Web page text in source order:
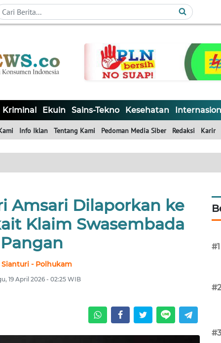
Kriminal Ekuin Sains-Tekno Kesehatan
Info Iklan Tentang Kami Pedoman Media Siber Redaksi Karir
Amsari Dilaporkan ke
Klaim Swasembada
Pangan
Sianturi - Polhukam
19 April 2026 - 02:25 WIB
#1
#2
#3